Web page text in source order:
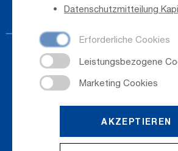
Datenschutzmitteilung
AKZEPTIEREN
Newsletter-Anmeldung
Salzburger Flughafen